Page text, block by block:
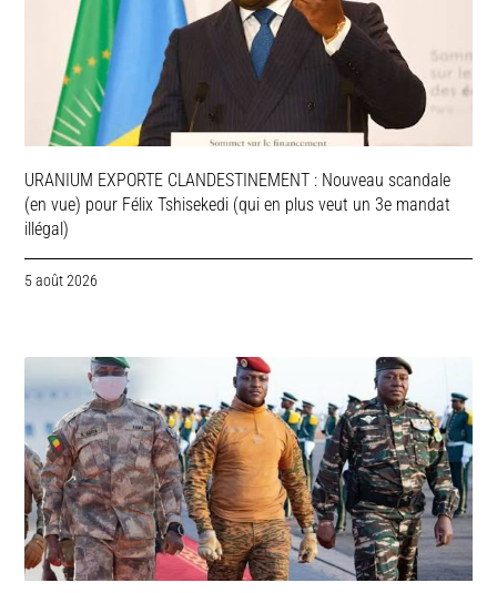
URANIUM EXPORTE CLANDESTINEMENT : Nouveau scandale
(en vue) pour Félix Tshisekedi (qui en plus veut un 3e mandat
illégal)
5 août 2026